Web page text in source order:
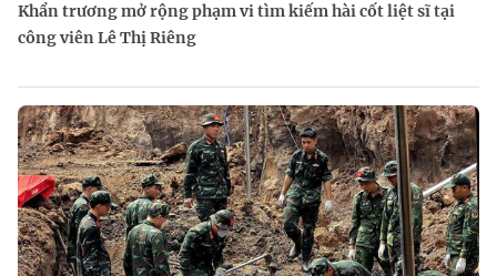
Khẩn trương mở rộng phạm vi tìm kiếm hài cốt liệt sĩ tại
công viên Lê Thị Riêng